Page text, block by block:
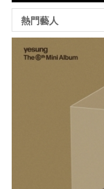
熱門藝人